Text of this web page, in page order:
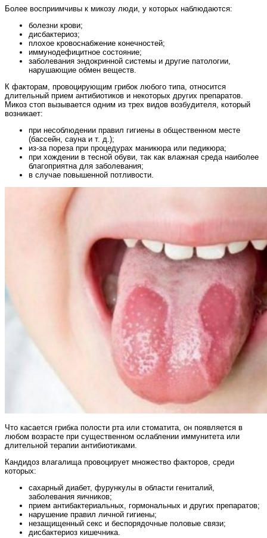
Более восприимчивы к микозу люди, у которых наблюдаются:
болезни крови;
дисбактериоз;
плохое кровоснабжение конечностей;
иммунодефицитное состояние;
заболевания эндокринной системы и другие патологии,
нарушающие обмен веществ.
К факторам, провоцирующим грибок любого типа, относится
длительный прием антибиотиков и некоторых других препаратов.
Микоз стоп вызывается одним из трех видов возбудителя, который
возникает:
при несоблюдении правил гигиены в общественном месте
(бассейн, сауна и т. д.);
из-за пореза при процедурах маникюра или педикюра;
при хождении в тесной обуви, так как влажная среда наиболее
благоприятна для заболевания;
в случае повышенной потливости.
Что касается грибка полости рта или стоматита, он появляется в
любом возрасте при существенном ослаблении иммунитета или
длительной терапии антибиотиками.
Кандидоз влагалища провоцирует множество факторов, среди
которых:
сахарный диабет, фурункулы в области гениталий,
заболевания яичников;
прием антибактериальных, гормональных и других препаратов;
нарушение правил личной гигиены;
незащищенный секс и беспорядочные половые связи;
дисбактериоз кишечника.